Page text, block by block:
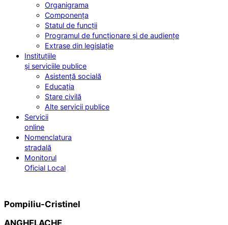
Organigrama
Componența
Statul de funcții
Programul de funcționare și de audiențe
Extrase din legislație
Instituțiile
și serviciile publice
Asistență socială
Educația
Stare civilă
Alte servicii publice
Servicii
online
Nomenclatura
stradală
Monitorul
Oficial Local
Pompiliu-Cristinel
ANGHELACHE